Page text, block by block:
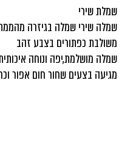
שמלת שירי
שמלה שירי שמלה בגיזרה
משולבת כפתורים בצבע זהב
שמלה מושלמת,יפה ונוחה
מגיעה בצעים שחור חום אפור